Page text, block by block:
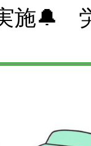
施🔔